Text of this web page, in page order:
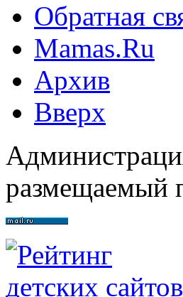
Обратная
Mamas.Ru
Архив
Вверх
размещаемый